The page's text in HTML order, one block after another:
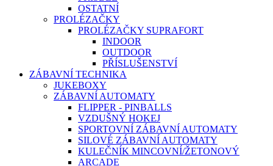
OSTATNÍ
PROLÉZAČKY
PROLÉZAČKY SUPRAFORT
INDOOR
OUTDOOR
PŘÍSLUŠENSTVÍ
ZÁBAVNÍ TECHNIKA
JUKEBOXY
ZÁBAVNÍ AUTOMATY
FLIPPER - PINBALLS
VZDUŠNÝ HOKEJ
SPORTOVNÍ ZÁBAVNÍ AUTOMATY
SILOVÉ ZÁBAVNÍ AUTOMATY
KULEČNÍK MINCOVNÍ/ŽETONOVÝ
ARCADE